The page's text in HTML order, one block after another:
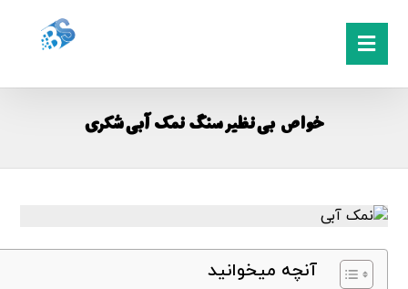
خواص بی نظیر سنگ نمک آبی شکری
آنچه میخوانید